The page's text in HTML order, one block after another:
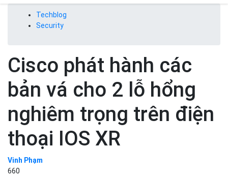
Techblog
Security
Cisco phát hành các
bản vá cho 2 lỗ hổng
nghiêm trọng trên điện
thoại IOS XR
Vinh Phạm
660